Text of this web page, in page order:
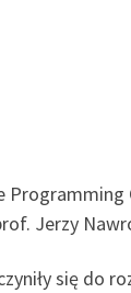
Jerzy
się do